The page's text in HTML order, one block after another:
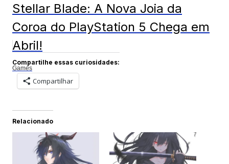
Stellar Blade: A Nova Joia da
Coroa do PlayStation 5 Chega em
Abril!
Games
Compartilhe essas curiosidades:
Compartilhar
Relacionado